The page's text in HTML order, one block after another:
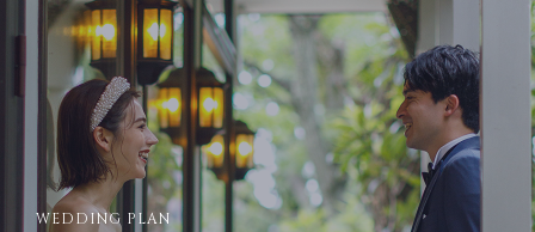
WEDDING PLAN